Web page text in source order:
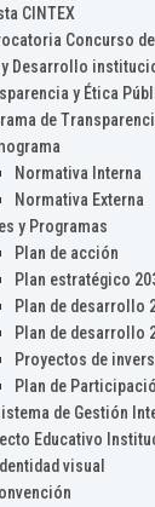
CINTEX
Concurso
Desarrollo
y Ética
de
Normativa Interna
Normativa Externa
y Programas
Plan de acción
Plan estratégico
Plan de desarrollo
Plan de desarrollo
Proyectos de
Plan de
de Gestión
Educativo
visual